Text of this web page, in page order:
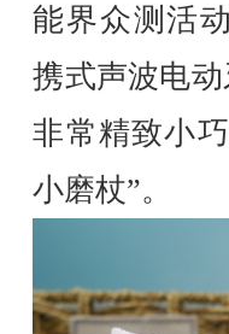
能界众测活
携式声波电
非常精致小
小磨杖”。